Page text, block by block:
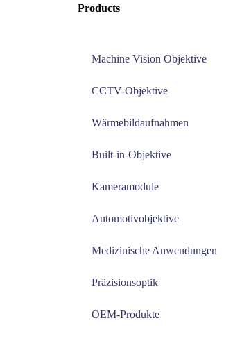
Products
Machine Vision Objektive
CCTV-Objektive
Wärmebildaufnahmen
Built-in-Objektive
Kameramodule
Automotivobjektive
Medizinische Anwendungen
Präzisionsoptik
OEM-Produkte